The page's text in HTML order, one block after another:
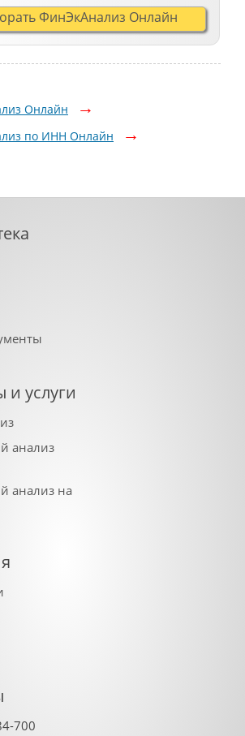
ФинЭкАнализ Онлайн
Онлайн
по ИНН Онлайн
и услуги
анализ
анализ на
700